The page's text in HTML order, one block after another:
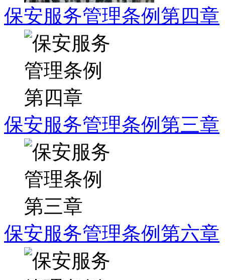
保安服务管理条例第四章
保安服务管理条例第三章
保安服务管理条例第六章